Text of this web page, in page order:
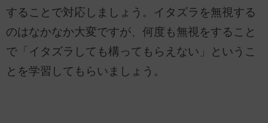
することで対応しましょう。イタズラを無視する
のはなかなか大変ですが、何度も無視をすること
で「イタズラしても構ってもらえない」というこ
とを学習してもらいましょう。